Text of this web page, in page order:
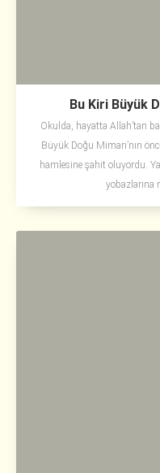
Bu Kiri Büyük
Okulda, hayatta Allah’tan
Büyük Doğu Mimarı’nın
hamlesine şahit oluyordu.
yobazlarına